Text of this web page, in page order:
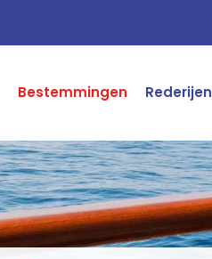
Bestemmingen Rederijen